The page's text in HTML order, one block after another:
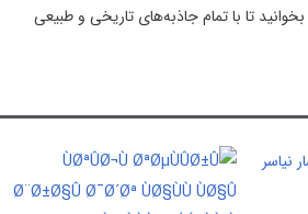
بخوانید تا با تمام جاذبه‌های تاریخی و طبیعی